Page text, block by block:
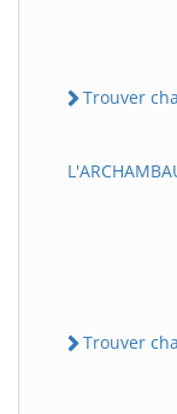
Trouver
Trouver